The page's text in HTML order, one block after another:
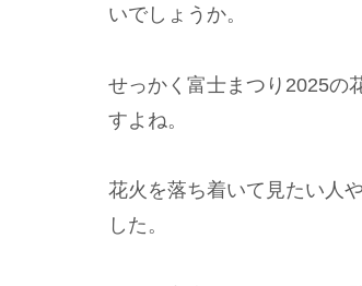
いでしょうか。
せっかく富士まつり2025の
すよね。
花火を落ち着いて見たい人
した。